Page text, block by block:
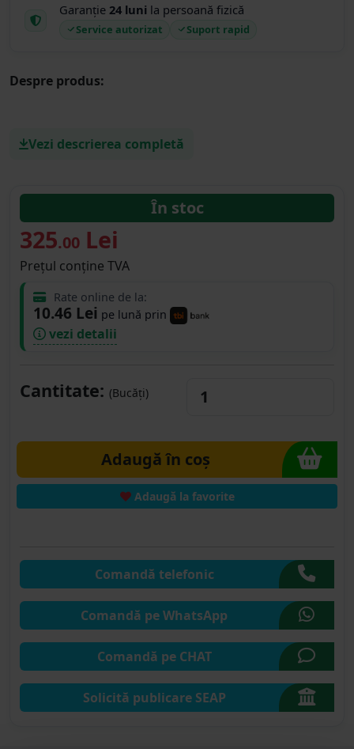
Garanție 24 luni la persoană fizică
Service autorizat Suport rapid
Despre produs:
Vezi descrierea completă
În stoc
325.00 Lei
Prețul conține TVA
Rate online de la:
10.46 Lei pe lună prin
vezi detalii
Cantitate: (Bucăți)
Adaugă în coș
Adaugă la favorite
Comandă telefonic
Comandă pe WhatsApp
Comandă pe CHAT
Solicită publicare SEAP